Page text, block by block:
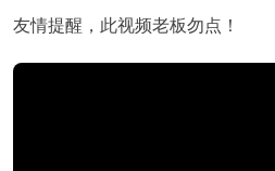
友情提醒，此视频老板勿点！